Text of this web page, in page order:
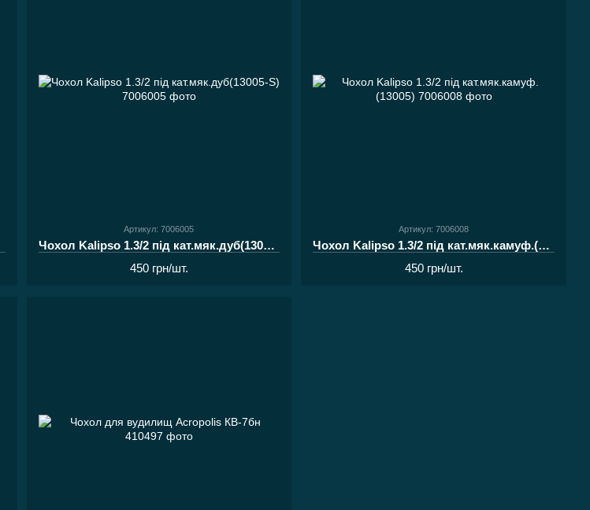
Артикул: 7006005
Чохол Kalipso 1.3/2 під кат.мяк.дуб(13005-S)
450 грн/шт.
Артикул: 7006008
Чохол Kalipso 1.3/2 під кат.мяк.камуф.(13005)
450 грн/шт.